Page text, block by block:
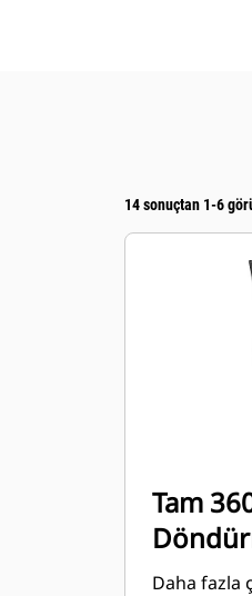
14 sonuçtan 1-6
Tam
Daha fazla